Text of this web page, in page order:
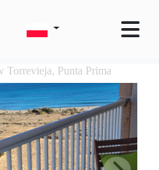
Torrevieja, Punta Prima